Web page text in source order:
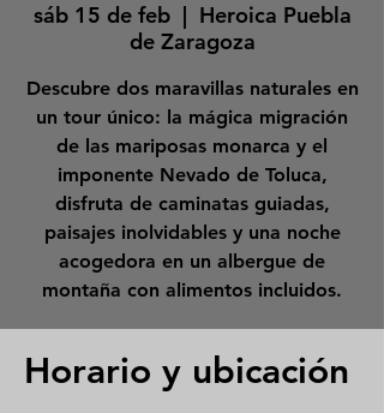
sáb 15 de feb
  |
Heroica Puebla
de Zaragoza
Descubre dos maravillas naturales en
un tour único: la mágica migración
de las mariposas monarca y el
imponente Nevado de Toluca,
disfruta de caminatas guiadas,
paisajes inolvidables y una noche
acogedora en un albergue de
montaña con alimentos incluidos.
Horario y ubicación